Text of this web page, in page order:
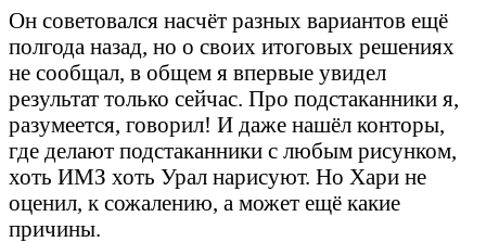
Он советовался насчёт разных вариантов ещё
полгода назад, но о своих итоговых решениях
не сообщал, в общем я впервые увидел
результат только сейчас. Про подстаканники я,
разумеется, говорил! И даже нашёл конторы,
где делают подстаканники с любым рисунком,
хоть ИМЗ хоть Урал нарисуют. Но Хари не
оценил, к сожалению, а может ещё какие
причины.